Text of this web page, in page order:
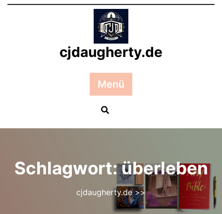
Zum
cjdaugherty.de
Menü
Schlagwort:überleben
cjdaugherty.de>>